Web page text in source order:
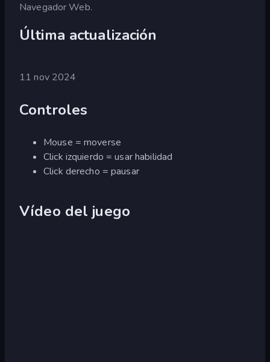
Navegador Web.
Última actualización
11 nov 2024
Controles
Mouse = moverse
Click izquierdo = usar habilidad
Click derecho = pausar
Vídeo del juego